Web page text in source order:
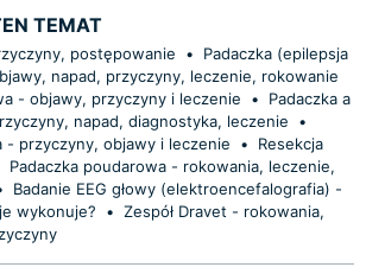
TEMAT
postępowanie •
Padaczka (epilepsja
napad, przyczyny, leczenie, rokowanie
- objawy, przyczyny i leczenie •
Padaczka a
napad, diagnostyka, leczenie
•
- przyczyny, objawy i leczenie
•
Resekcja
Padaczka poudarowa - rokowania, leczenie,
Badanie EEG głowy (elektroencefalografia) -
wykonuje?
• Zespół Dravet - rokowania,